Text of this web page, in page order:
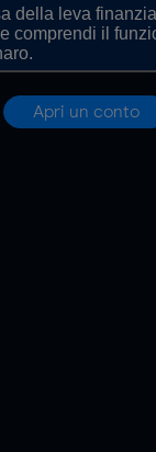
della leva
comprendi il
Apri un conto